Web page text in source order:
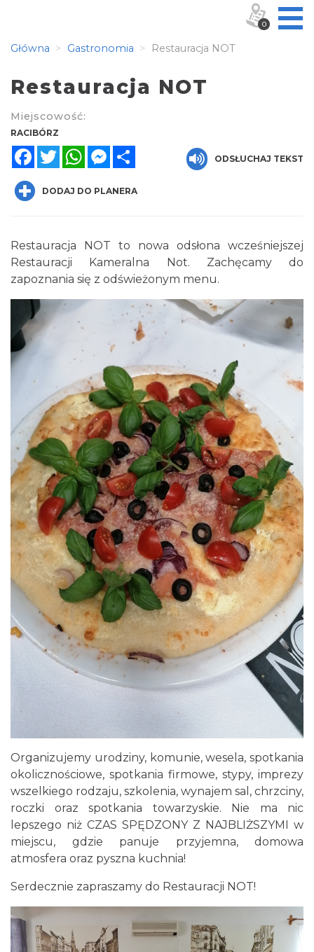
Główna Gastronomia Restauracja NOT
Restauracja NOT
Miejscowość:
RACIBÓRZ
FacebookTwitterWhatsAppMessenger
ODSŁUCHAJ TEKST
DODAJ DO PLANERA
Restauracja NOT to nowa odsłona wcześniejszej
Restauracji Kameralna Not. Zachęcamy do
zapoznania się z odświeżonym menu.
Organizujemy urodziny, komunie, wesela, spotkania
okolicznościowe, spotkania firmowe, stypy, imprezy
wszelkiego rodzaju, szkolenia, wynajem sal, chrzciny,
roczki oraz spotkania towarzyskie. Nie ma nic
lepszego niż CZAS SPĘDZONY Z NAJBLIŻSZYMI w
miejscu, gdzie panuje przyjemna, domowa
atmosfera oraz pyszna kuchnia!
Serdecznie zapraszamy do Restauracji NOT!
0